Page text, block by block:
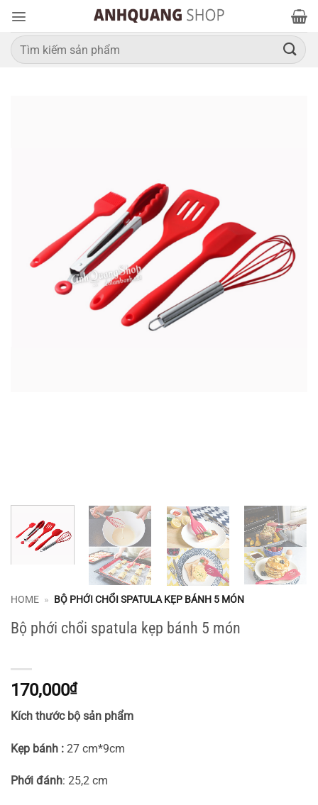
qua
nội
dung
Tìm
kiếm:
HOME » BỘ PHỚI CHỔI SPATULA KẸP BÁNH 5 MÓN
Bộ phới chổi spatula kẹp bánh 5 món
170,000₫
Kích thước bộ sản phẩm
Kẹp bánh : 27 cm*9cm
Phới đánh: 25,2 cm